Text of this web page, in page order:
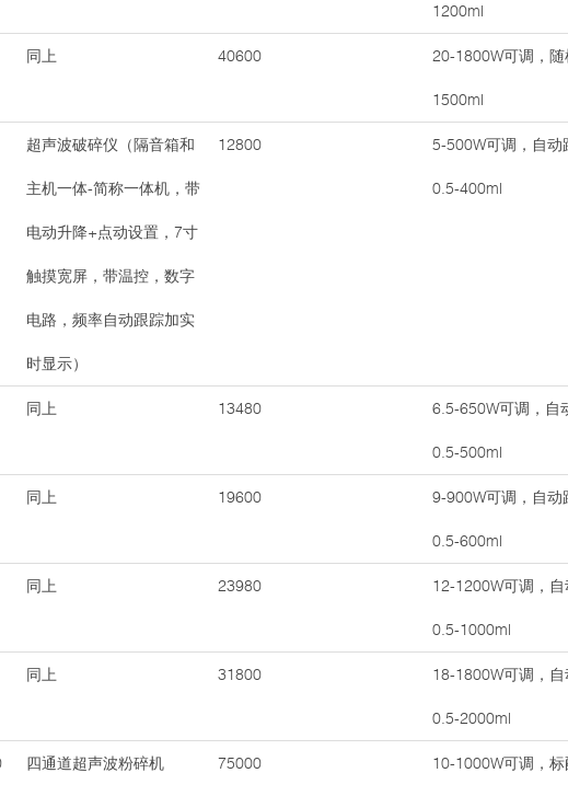
1200ml
同上 40600 20-1800W可调，
1500ml
超声波破碎仪（隔音箱和
主机一体-简称一体机，带
电动升降+点动设置，7寸
触摸宽屏，带温控，数字
电路，频率自动跟踪加实
时显示）
12800 5-500W可调，自
0.5-400ml
同上 13480 6.5-650W可调，自
0.5-500ml
同上 19600 9-900W可调，自
0.5-600ml
同上 23980 12-1200W可调，
0.5-1000ml
同上 31800 18-1800W可调，
0.5-2000ml
四通道超声波粉碎机 75000 10-1000W可调，